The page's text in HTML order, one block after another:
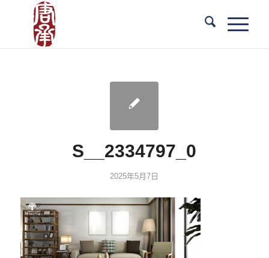
S__2334797_0
2025年5月7日